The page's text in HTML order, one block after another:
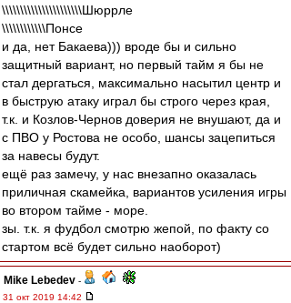
\\\\\\\\\\\\\\\\\\\\\\Шюррле
\\\\\\\\\\\\Понсе
и да, нет Бакаева))) вроде бы и сильно
защитный вариант, но первый тайм я бы не
стал дергаться, максимально насытил центр и
в быструю атаку играл бы строго через края,
т.к. и Козлов-Чернов доверия не внушают, да и
с ПВО у Ростова не особо, шансы зацепиться
за навесы будут.
ещё раз замечу, у нас внезапно оказалась
приличная скамейка, вариантов усиления игры
во втором тайме - море.
зы. т.к. я фудбол смотрю жепой, по факту со
стартом всё будет сильно наоборот)
Mike Lebedev -
31 окт 2019 14:42